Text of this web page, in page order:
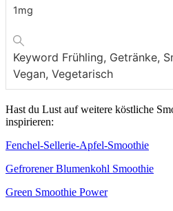
1mg
Keyword Frühling, Getränke,
Vegan, Vegetarisch
Hast du Lust auf weitere köstliche
inspirieren:
Fenchel-Sellerie-Apfel-Smoothie
Gefrorener Blumenkohl Smoothie
Green Smoothie Power